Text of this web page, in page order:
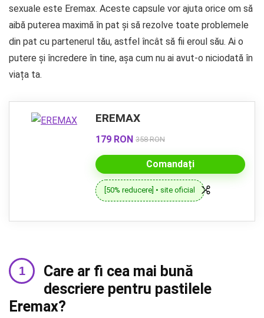
sexuale este Eremax. Aceste capsule vor ajuta orice om să
aibă puterea maximă în pat și să rezolve toate problemele
din pat cu partenerul tău, astfel încât să fii eroul său. Ai o
putere și încredere în tine, așa cum nu ai avut-o niciodată în
viața ta.
EREMAX
179 RON 358 RON
Comandați
[50% reducere] • site oficial
Care ar fi cea mai bună
descriere pentru pastilele
Eremax?